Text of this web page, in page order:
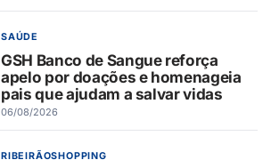
SAÚDE
GSH Banco de Sangue reforça
apelo por doações e homenageia
pais que ajudam a salvar vidas
06/08/2026
RIBEIRÃOSHOPPING